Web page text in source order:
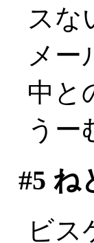
スな
メー
中と
うー
#5 ね
ビス